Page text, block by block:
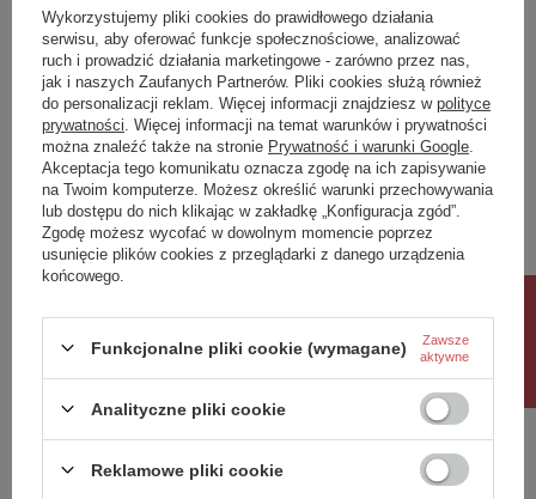
COLORADO wieszak,
chrom
56,10 zł / szt.
COLORADO wieszak
podwójny, chrom
64,60 zł / szt.
Wykorzystujemy pliki cookies do prawidłowego działania
serwisu, aby oferować funkcje społecznościowe, analizować
ruch i prowadzić działania marketingowe - zarówno przez nas,
jak i naszych Zaufanych Partnerów. Pliki cookies służą również
do personalizacji reklam. Więcej informacji znajdziesz w polityce
prywatności . Więcej informacji na temat warunków i prywatności
można znaleźć także na stronie Prywatność i warunki Google
Akceptacja tego komunikatu oznacza zgodę na ich zapisywanie
na Twoim komputerze. Możesz określić warunki przechowywania
lub dostępu do nich klikając w zakładkę „Konfiguracja zgód”.
Zgodę możesz wycofać w dowolnym momencie poprzez
usunięcie plików cookies z przeglądarki z danego urządzenia
końcowego.
Funkcjonalne pliki cookie (wymagane)
Zawsze
aktywne
Analityczne pliki cookie
Reklamowe pliki cookie